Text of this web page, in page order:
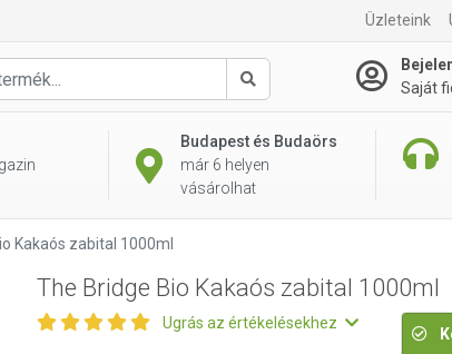
Üzleteink
Keresés
Saját
Budapest és Budaörs
már 6 helyen
vásárolhat
995
Kakaós zabital 1000ml
The Bridge Bio Kakaós zabital 1000ml
Ugrás az értékelésekhez